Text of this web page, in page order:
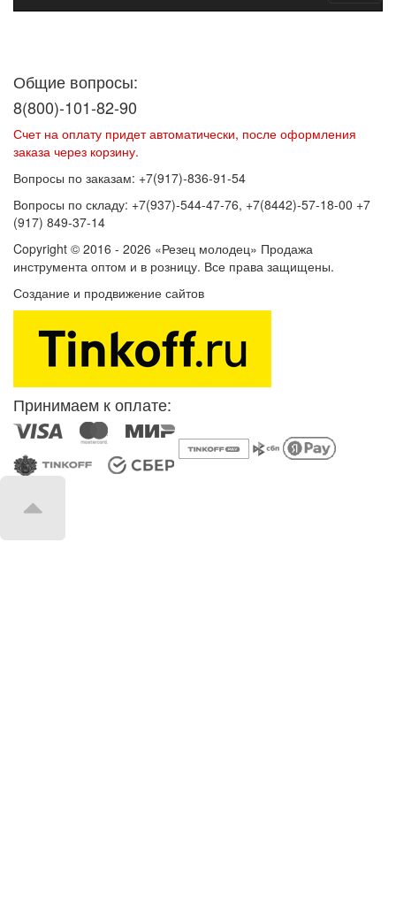
Общие вопросы:
8(800)-101-82-90
Счет на оплату придет автоматически, после оформления
заказа через корзину.
Вопросы по заказам: +7(917)-836-91-54
Вопросы по складу: +7(937)-544-47-76, +7(8442)-57-18-00 +7
(917) 849-37-14
Copyright © 2016 - 2026 «Резец молодец» Продажа
инструмента оптом и в розницу. Все права защищены.
Создание и продвижение сайтов
Принимаем к оплате: